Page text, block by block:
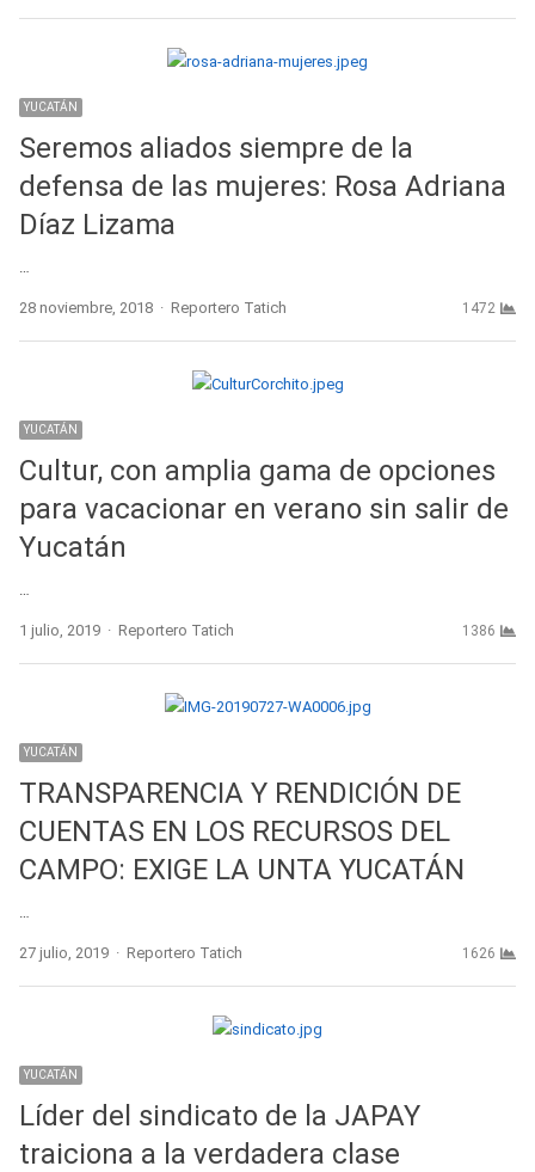
YUCATÁN
Seremos aliados siempre de la
defensa de las mujeres: Rosa Adriana
Díaz Lizama
…
28 noviembre, 2018 Author
Reportero Tatich 1472
YUCATÁN
Cultur, con amplia gama de opciones
para vacacionar en verano sin salir de
Yucatán
…
1 julio, 2019 Author
Reportero Tatich 1386
YUCATÁN
TRANSPARENCIA Y RENDICIÓN DE
CUENTAS EN LOS RECURSOS DEL
CAMPO: EXIGE LA UNTA YUCATÁN
…
27 julio, 2019 Author
Reportero Tatich 1626
YUCATÁN
Líder del sindicato de la JAPAY
traiciona a la verdadera clase